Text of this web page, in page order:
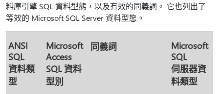
料庫引擎 SQL 資料型態，以及有效的同義詞。 它也列出了
等效的 Microsoft SQL Server 資料型態。
ANSI
SQL
資料類
型
Microsoft
Access
SQL 資料
型別
同義詞
Microsoft
SQL
伺服器資
料類型